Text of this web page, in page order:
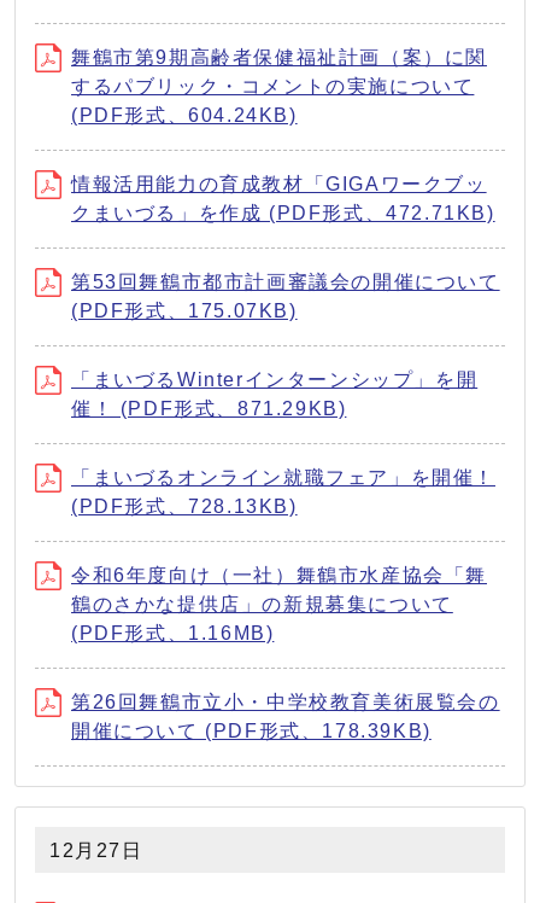
舞鶴市第9期高齢者保健福祉計画（案）に関
するパブリック・コメントの実施について
(PDF形式、604.24KB)
情報活用能力の育成教材「GIGAワークブッ
クまいづる」を作成 (PDF形式、472.71KB)
第53回舞鶴市都市計画審議会の開催について
(PDF形式、175.07KB)
「まいづるWinterインターンシップ」を開
催！ (PDF形式、871.29KB)
「まいづるオンライン就職フェア」を開催！
(PDF形式、728.13KB)
令和6年度向け（一社）舞鶴市水産協会「舞
鶴のさかな提供店」の新規募集について
(PDF形式、1.16MB)
第26回舞鶴市立小・中学校教育美術展覧会の
開催について (PDF形式、178.39KB)
12月27日